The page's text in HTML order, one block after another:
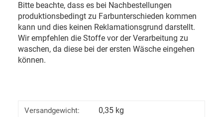
Bitte beachte, dass es bei Nachbestellungen
produktionsbedingt zu Farbunterschieden kommen
kann und dies keinen Reklamationsgrund darstellt.
Wir empfehlen die Stoffe vor der Verarbeitung zu
waschen, da diese bei der ersten Wäsche eingehen
können.
Versandgewicht: 0,35 kg